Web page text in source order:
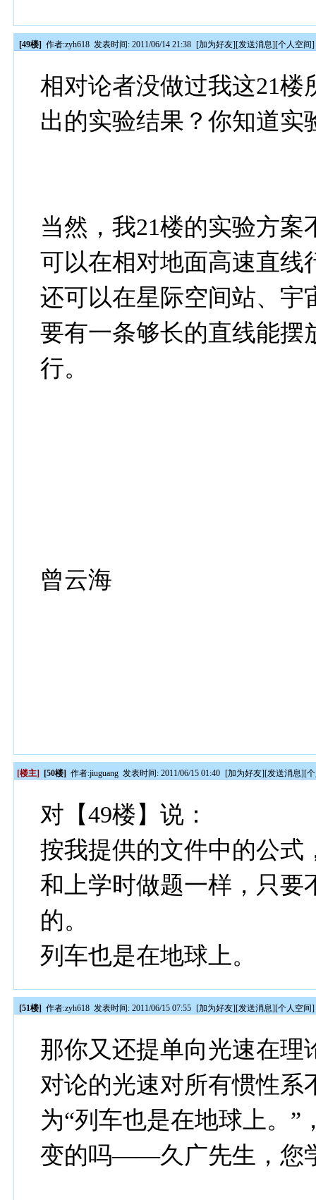
[49楼] 作者:zyh618 发表时间: 2011/06/14 21:38 [加为好友][发送消息][个人空间]
相对论者没做过我这21
出的实验结果？你知道实
当然，我21楼的实验方
可以在相对地面高速直线
还可以在星际空间站、宇
要有一条够长的直线能摆
行。
曾云海
[楼主] [50楼] 作者:jiuguang 发表时间: 2011/06/15 01:40 [加为好友][发送消息][
对【49楼】说：
按我提供的文件中的公式
和上学时做题一样，只要
的。
列车也是在地球上。
[51楼] 作者:zyh618 发表时间: 2011/06/15 07:55 [加为好友][发送消息][个人空间]
那你又还提单向光速在理
对论的光速对所有惯性
为“列车也是在地球上。
变的吗——久广先生，您